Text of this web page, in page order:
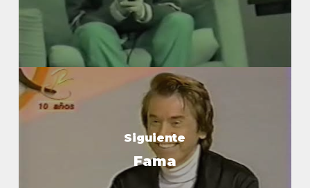
Siguiente
Fama